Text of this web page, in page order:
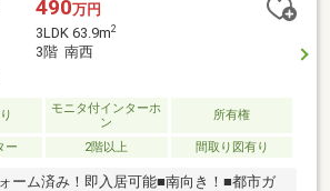
490万円
3LDK 63.9m2
3階 南西
モニタ付インターホ
ン
所有権
ー 2階以上 間取り図有り
ーム済み！即入居可能■南向き！■都市ガ